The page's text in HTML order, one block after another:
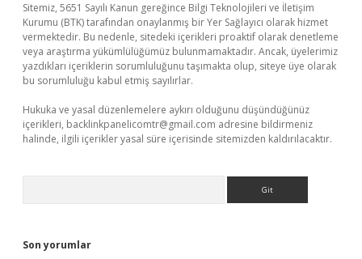
Sitemiz, 5651 Sayılı Kanun gereğince Bilgi Teknolojileri ve İletişim
Kurumu (BTK) tarafından onaylanmış bir Yer Sağlayıcı olarak hizmet
vermektedir. Bu nedenle, sitedeki içerikleri proaktif olarak denetleme
veya araştırma yükümlülüğümüz bulunmamaktadır. Ancak, üyelerimiz
yazdıkları içeriklerin sorumluluğunu taşımakta olup, siteye üye olarak
bu sorumluluğu kabul etmiş sayılırlar.
Hukuka ve yasal düzenlemelere aykırı olduğunu düşündüğünüz
içerikleri, backlinkpanelicomtr@gmail.com adresine bildirmeniz
halinde, ilgili içerikler yasal süre içerisinde sitemizden kaldırılacaktır.
Son yorumlar